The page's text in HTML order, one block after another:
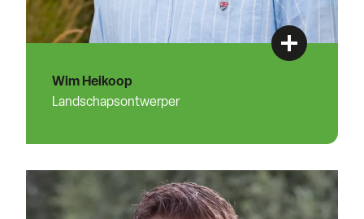
Wim Heikoop
Landschapsontwerper